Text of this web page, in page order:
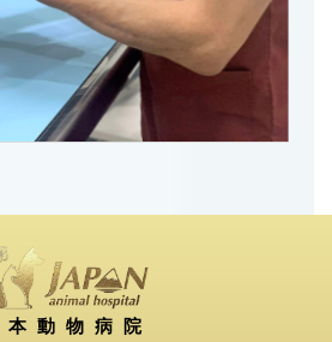
本動物病院